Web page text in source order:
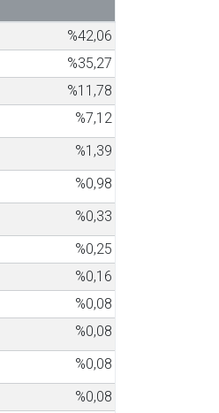
%42,06
%35,27
%11,78
%7,12
%1,39
%0,98
%0,33
%0,25
%0,16
%0,08
%0,08
%0,08
%0,08